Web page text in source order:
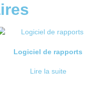
Logiciel de rapports
Lire la suite